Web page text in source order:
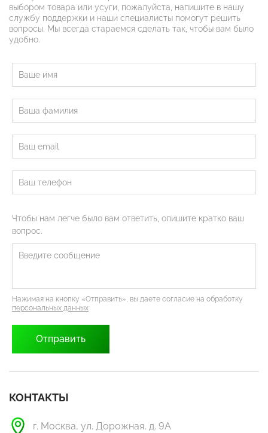
выбором товара или усуги, пожалуйста, напишите в нашу
службу поддержки и наши специалисты помогут решить
вопросы. Мы всегда стараемся сделать так, чтобы вам было
удобно.
Чтобы нам легче было вам ответить, опишите кратко ваш
вопрос.
Нажимая на кнопку «Отправить», вы даете согласие на обработку
персональных данных
КОНТАКТЫ
г. Москва, ул. Дорожная, д. 9А